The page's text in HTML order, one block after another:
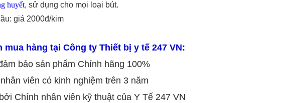
huyết, sử dụng cho mọi loại bút.
giá 2000đ/kim
hàng tại Công ty Thiết bị y tế 247 VN:
bảo sản phẩm Chính hãng 100%
viên có kinh nghiệm trên 3 năm
Chính nhân viên kỹ thuật của Y Tế 247 VN